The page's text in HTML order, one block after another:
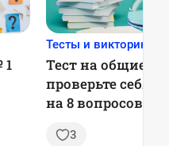
1
Тесты и викторины
Тест на общие
проверьте себя,
на 8 вопросов
3